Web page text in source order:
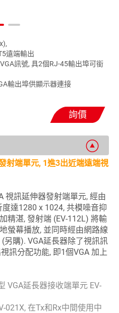
遠端輸出
訊號, 具2個RJ-45輸出埠可銜
輸出埠供顯示器連接
詢價
射端單元, 1進3出近端遠端視
視訊延伸器發射端單元, 經由
達1280 x 1024, 共模噪音抑
精湛, 發射端 (EV-112L) 將輸
螢幕播放, 並同時經由網路線
另購). VGA延長器除了視訊訊
訊分配功能, 即1個VGA 加上
VGA延長器接收端單元 EV-
021X, 在Tx和Rx中間使用中